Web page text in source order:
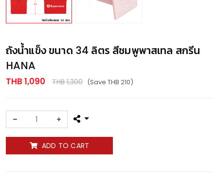
ถังน้ำแข็ง ขนาด 34 ลิตร สีชมพูพาสเทล สกรีน
HANA
THB 1,090 THB 1,300 (Save THB 210)
ADD TO CART